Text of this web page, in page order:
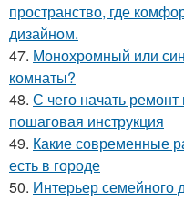
пространство, где
дизайном.
47. Монохромный или
комнаты?
48. С чего начать
пошаговая инструкция
49. Какие современные
есть в городе
50. Интерьер семейного